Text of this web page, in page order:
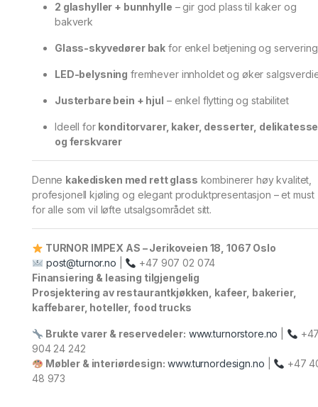
2 glashyller + bunnhylle – gir god plass til kaker og
bakverk
Glass-skyvedører bak for enkel betjening og servering
LED-belysning fremhever innholdet og øker
Justerbare bein + hjul – enkel flytting og stabilitet
Ideell for konditorvarer, kaker, desserter,
og ferskvarer
Denne kakedisken med rett glass kombinerer høy kvalitet,
profesjonell kjøling og elegant produktpresentasjon – et must
for alle som vil løfte utsalgsområdet sitt.
TURNOR IMPEX AS – Jerikoveien 18, 1067 Oslo
post@turnor.no
+47 907 02 074
Finansiering & leasing tilgjengelig
Prosjektering av restaurantkjøkken, kafeer, bakerier,
kaffebarer, hoteller, food trucks
Brukte varer & reservedeler: www.turnorstore.no
904 24 242
Møbler & interiørdesign: www.turnordesign.no
+47
48 973